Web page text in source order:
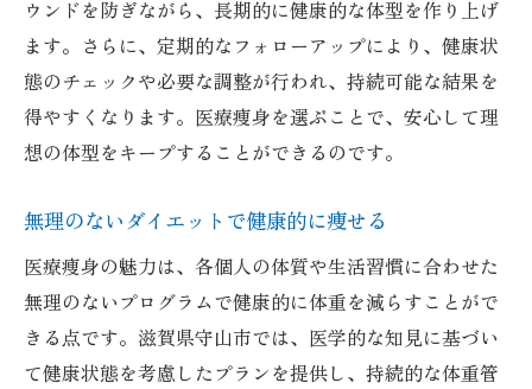
ウンドを防ぎながら、長期的に健康的な体型を作り上げ
ます。さらに、定期的なフォローアップにより、健康状
態のチェックや必要な調整が行われ、持続可能な結果を
得やすくなります。医療痩身を選ぶことで、安心して理
想の体型をキープすることができるのです。
無理のないダイエットで健康的に痩せる
医療痩身の魅力は、各個人の体質や生活習慣に合わせた
無理のないプログラムで健康的に体重を減らすことがで
きる点です。滋賀県守山市では、医学的な知見に基づい
て健康状態を考慮したプランを提供し、持続的な体重管